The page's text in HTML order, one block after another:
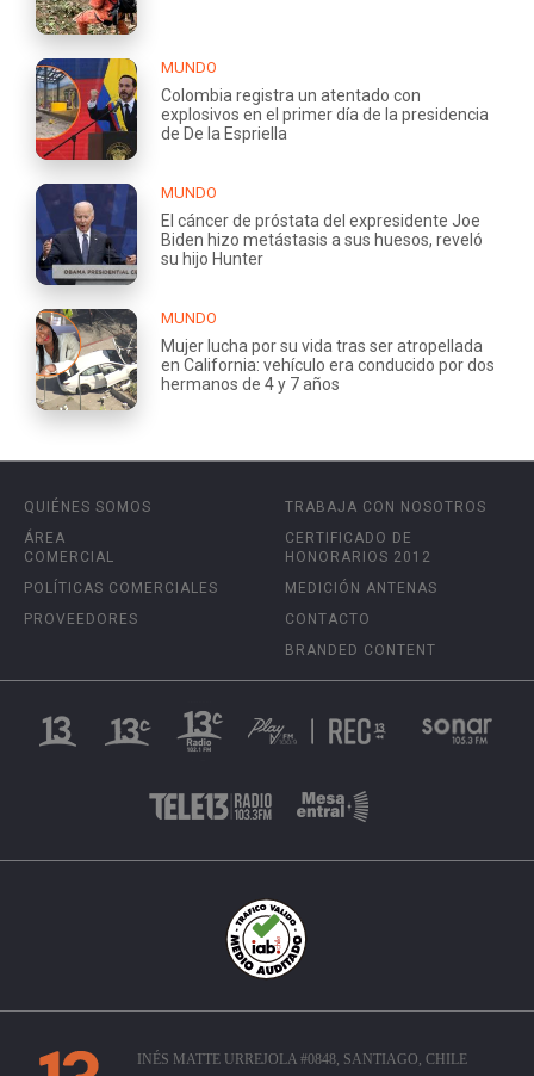
MUNDO
Colombia registra un atentado con
explosivos en el primer día de la presidencia
de De la Espriella
MUNDO
El cáncer de próstata del expresidente Joe
Biden hizo metástasis a sus huesos, reveló
su hijo Hunter
MUNDO
Mujer lucha por su vida tras ser atropellada
en California: vehículo era conducido por dos
hermanos de 4 y 7 años
QUIÉNES SOMOS
ÁREA
COMERCIAL
POLÍTICAS COMERCIALES
PROVEEDORES
TRABAJA CON NOSOTROS
CERTIFICADO DE
HONORARIOS 2012
MEDICIÓN ANTENAS
CONTACTO
BRANDED CONTENT
INÉS MATTE URREJOLA #0848, SANTIAGO, CHILE